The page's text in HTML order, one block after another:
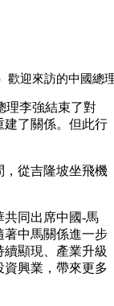
歡迎來訪的中國總
理李強結束了對
建了關係。但此行
，從吉隆坡坐飛機
共同出席中國-馬
著中馬關係進一步
顯現、產業升級
興業，帶來更多